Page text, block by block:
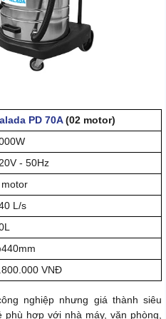
PD 70A(02 motor)
- 50Hz
motor
L/s
VNĐ
nghiệp nhưng giá thành siêu
phù hợp với nhà máy, văn phòng,